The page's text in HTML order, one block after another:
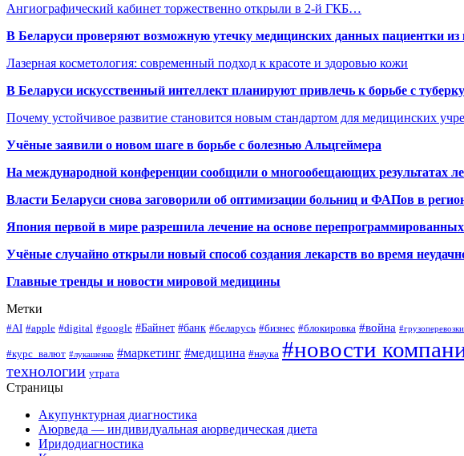
Ангиографический кабинет торжественно открыли в 2-й ГКБ…
В Беларуси проверяют возможную утечку медицинских данных пациентки из
Лазерная косметология: современный подход к красоте и здоровью кожи
В Беларуси искусственный интеллект планируют привлечь к борьбе с
Почему устойчивое развитие становится новым стандартом для медицинских
Учёные заявили о новом шаге в борьбе с болезнью Альцгеймера
На международной конференции сообщили о многообещающих результатах
Власти Беларуси снова заговорили об оптимизации больниц и ФАПов в
Япония первой в мире разрешила лечение на основе
Учёные случайно открыли новый способ создания лекарств во время
Главные тренды и новости мировой медицины
Метки
#AI #apple #digital #google #Байнет #банк #беларусь #бизнес #блокировка #война #грузоперевозки
#курс_валют #лукашенко #маркетинг #медицина #наука #новости
технологии утрата
Страницы
Акупунктурная диагностика
Аюрведа — индивидуальная аюрведическая диета
Иридодиагностика